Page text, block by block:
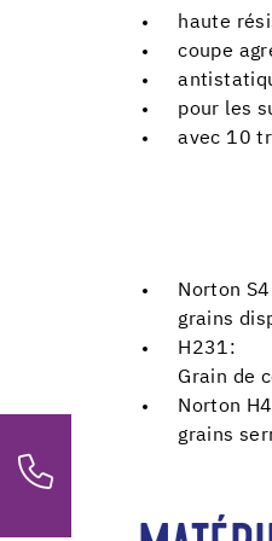
haute
coupe
pour les
avec 10
Norton
grains
H231:
Grain de
Norton
grains